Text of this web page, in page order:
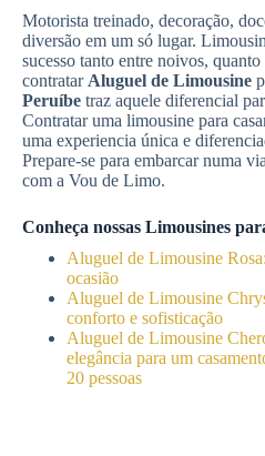
Motorista treinado, decoração,
diversão em um só lugar.
sucesso tanto entre noivos,
contratar Aluguel de Limousine
Peruíbe traz aquele diferencial
Contratar uma limousine para
uma experiencia única e
Prepare-se para embarcar numa
com a Vou de Limo.
Conheça nossas Limousines
Aluguel de Limousine
ocasião
Aluguel de Limousine
conforto e sofisticação
Aluguel de Limousine
elegância para um
20 pessoas